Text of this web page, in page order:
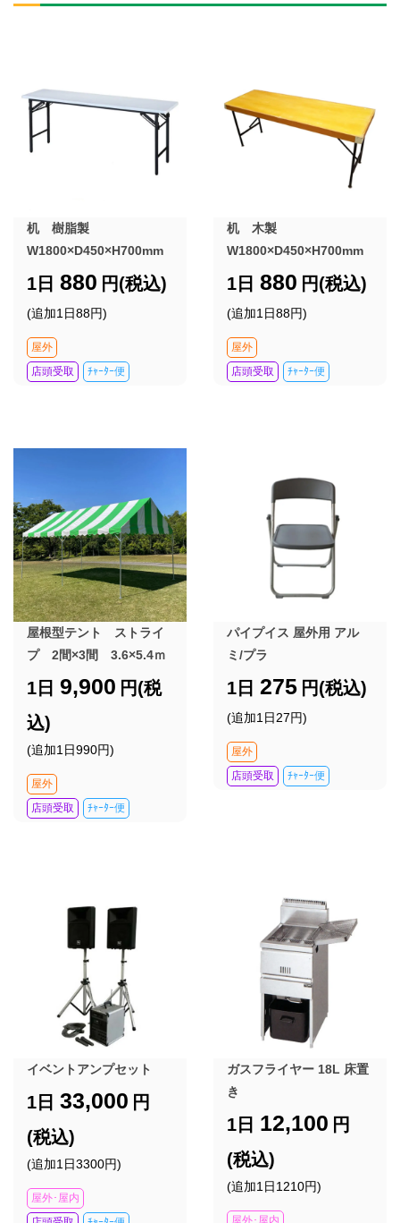
机 樹脂製
W1800×D450×H700mm
1日 880 円(税込)
(追加1日88円)
屋外
店頭受取
ﾁｬｰﾀｰ便
机 木製
W1800×D450×H700mm
1日 880 円(税込)
(追加1日88円)
屋外
店頭受取
ﾁｬｰﾀｰ便
屋根型テント ストライ
プ 2間×3間 3.6×5.4ｍ
1日 9,900 円(税
込)
(追加1日990円)
屋外
店頭受取
ﾁｬｰﾀｰ便
パイプイス 屋外用 アル
ミ/プラ
1日 275 円(税込)
(追加1日27円)
屋外
店頭受取
ﾁｬｰﾀｰ便
イベントアンプセット
1日 33,000 円
(税込)
(追加1日3300円)
屋外･屋内
ガスフライヤー 18L 床置
き
1日 12,100 円
(税込)
(追加1日1210円)
屋外･屋内